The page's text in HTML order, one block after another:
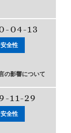
04-13
安全性
の影響について
11-29
安全性